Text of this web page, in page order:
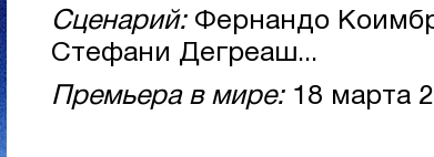
Сценарий:Фернандо
Стефани Дегреаш...
Премьера в мире:18 марта